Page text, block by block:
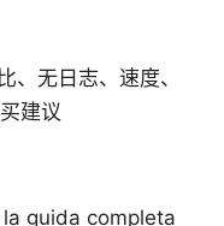
、无日志、速度、
建议
guida completa